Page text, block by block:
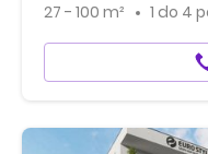
27 - 100 m² 1 do 4